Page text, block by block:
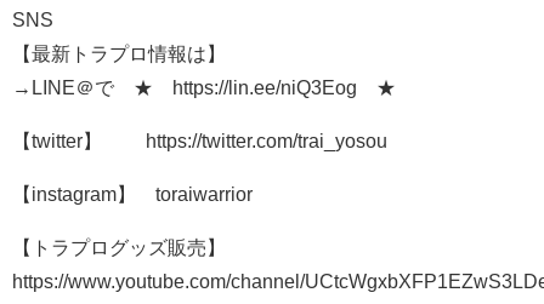
SNS
【最新トラプロ情報は】
→LINE＠で ★ https://lin.ee/niQ3Eog ★
【twitter】 https://twitter.com/trai_yosou
【instagram】 toraiwarrior
【トラプログッズ販売】
https://www.youtube.com/channel/